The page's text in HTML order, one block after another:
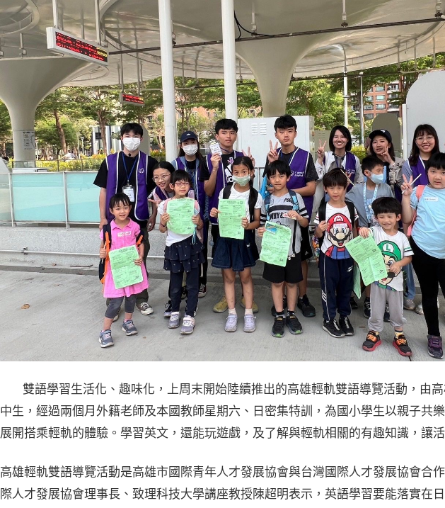
雙語學習生活化、趣味化，上周末開始陸續推出的高雄輕軌雙語導覽活動，由
中生，經過兩個月外籍老師及本國教師星期六、日密集特訓，為國小學生以親子共
展開搭乘輕軌的體驗。學習英文，還能玩遊戲，及了解與輕軌相關的有趣知識，讓
高雄輕軌雙語導覽活動是高雄市國際青年人才發展協會與台灣國際人才發展協會合
際人才發展協會理事長、致理科技大學講座教授陳超明表示，英語學習要能落實在